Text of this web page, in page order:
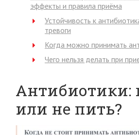
эффекты и правила приёма
Устойчивость к
тревоги
Когда можно принимать
Чего нельзя делать при
Антибиотики:
или не пить?